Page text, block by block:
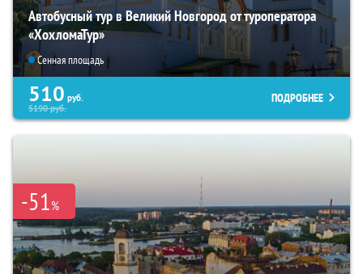
Автобусный тур в Великий Новгород от туроператора
«ХохломаТур»
Сенная площадь
510 руб.
5190руб.
ПОДРОБНЕЕ
-51%